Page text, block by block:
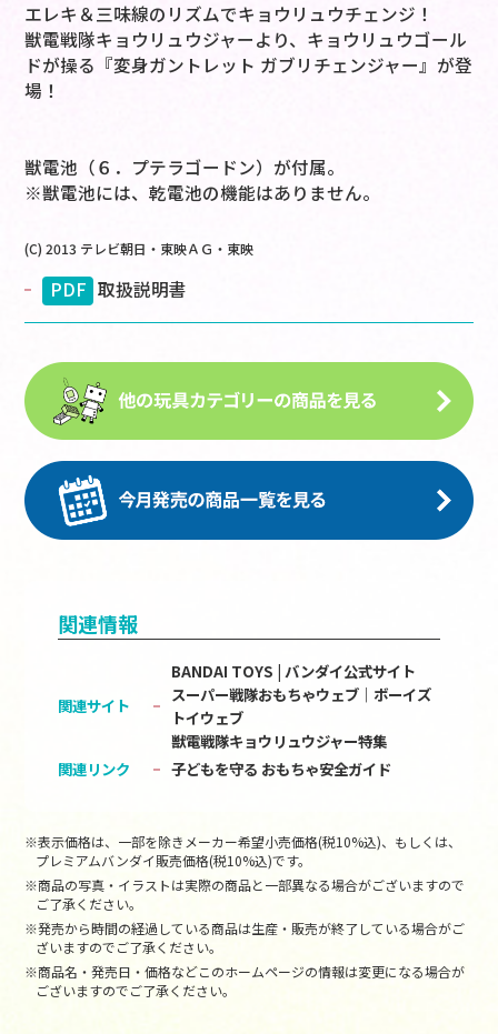
エレキ＆三味線のリズムでキョウリュウチェンジ！
獣電戦隊キョウリュウジャーより、キョウリュウゴール
ドが操る『変身ガントレット ガブリチェンジャー』が登
場！
獣電池（６．プテラゴードン）が付属。
※獣電池には、乾電池の機能はありません。
(C) 2013 テレビ朝日・東映ＡＧ・東映
PDF 取扱説明書
関連情報
関連サイト
BANDAI TOYS | バンダイ公式サイト
スーパー戦隊おもちゃウェブ｜ボーイズ
トイウェブ
獣電戦隊キョウリュウジャー特集
関連リンク
子どもを守る おもちゃ安全ガイド
※表示価格は、一部を除きメーカー希望小売価格(税10%込)、もしくは、
プレミアムバンダイ販売価格(税10%込)です。
※商品の写真・イラストは実際の商品と一部異なる場合がございますので
ご了承ください。
※発売から時間の経過している商品は生産・販売が終了している場合がご
ざいますのでご了承ください。
※商品名・発売日・価格などこのホームページの情報は変更になる場合が
ございますのでご了承ください。